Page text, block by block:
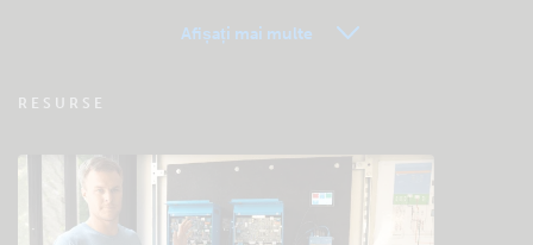
VRM – Monitorizare la distanță – Întrebări
Verificare bază de cunoștințe a comunității
Afișați mai multe
RESURSE